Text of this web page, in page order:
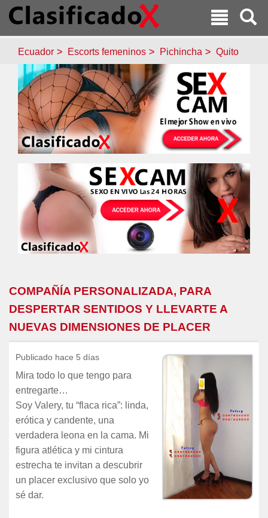
Ecuador Escorts femeninos Pichincha Quito
COMPAÑÍA PERSONALIZADA, PARA
DESPERTAR SENTIDOS Y LLEVARTE A
NUEVAS DIMENSIONES DE PLACER
Publicado hace 5 días
Mira todo lo que tengo para
entregarte…
Soy Valery, tu “flaca rica”: linda,
erótica y candente, una
verdadera leona en la cama. Mi
figura atlética y mi cintura
estrecha te invitan a descubrir
un placer exclusivo que solo yo
sé dar.